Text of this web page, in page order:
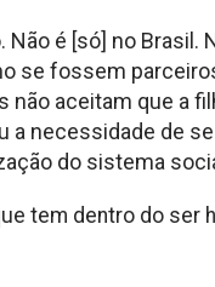
é [só] no Brasil.
se fossem
não aceitam que a
a necessidade de
do sistema
tem dentro do ser